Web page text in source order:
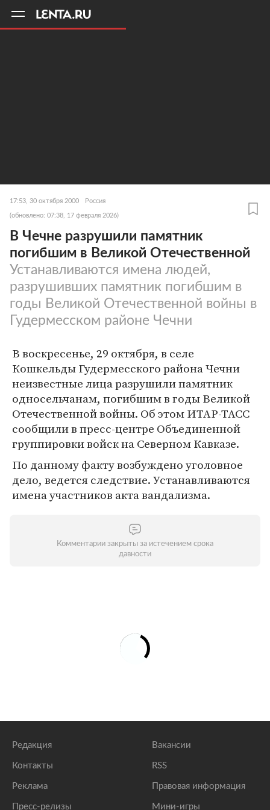
17:53, 30 октября 2000 Россия
(обновлено: 07:38, 17 февраля 2026)
В Чечне разрушили памятник
погибшим в Великой Отечественной
Устанавливаются имена людей,
разрушивших памятник погибшим в
годы Великой Отечественной войны в
Гудермесском районе Чечни
В воскресенье, 29 октября, в селе
Кошкельды Гудермесского района Чечни
неизвестные лица разрушили памятник
односельчанам, погибшим в годы Великой
Отечественной войны. Об этом ИТАР-ТАСС
сообщили в пресс-центре Объединенной
группировки войск на Северном Кавказе.
По данному факту возбуждено уголовное
дело, ведется следствие. Устанавливаются
имена участников акта вандализма.
Комментарии закрыты за истечением срока
давности
Редакция
Контакты
Реклама
Пресс-релизы
Вакансии
RSS
Правовая информация
Мини-игры